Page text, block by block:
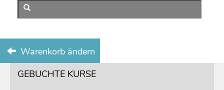
Warenkorb ändern
GEBUCHTE KURSE